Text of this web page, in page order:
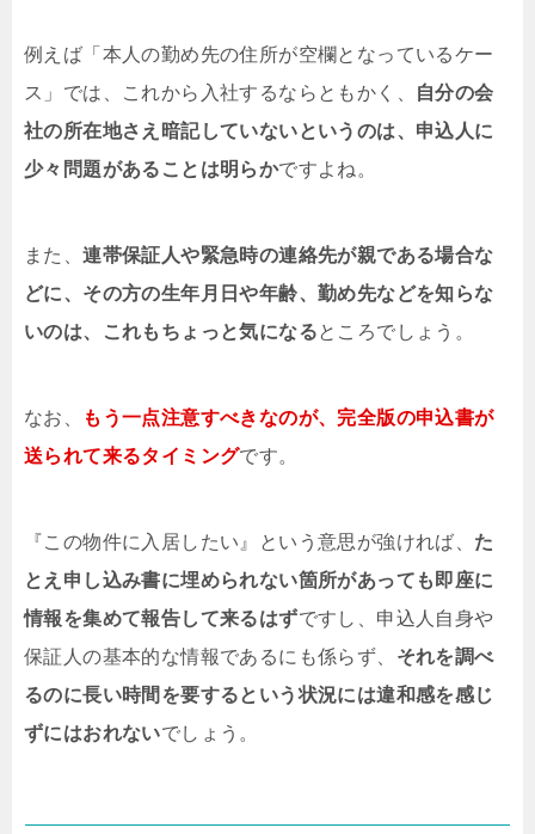
例えば「本人の勤め先の住所が空欄となっているケー
ス」では、これから入社するならともかく、
自分の会
社の所在地さえ暗記していないというのは、申込人に
少々問題があることは明らかですよね。
また、連帯保証人や緊急時の連絡先が親である場合な
どに、その方の生年月日や年齢、勤め先などを知らな
いのは、これもちょっと気になるところでしょう。
なお、
もう一点注意すべきなのが、完全版の申込書が
送られて来るタイミングです。
『この物件に入居したい』という意思が強ければ、 た
とえ申し込み書に埋められない箇所があっても即座に
情報を集めて報告して来るはずですし、申込人自身や
保証人の基本的な情報であるにも係らず、 それを調べ
るのに長い時間を要するという状況には違和感を感じ
ずにはおれないでしょう。